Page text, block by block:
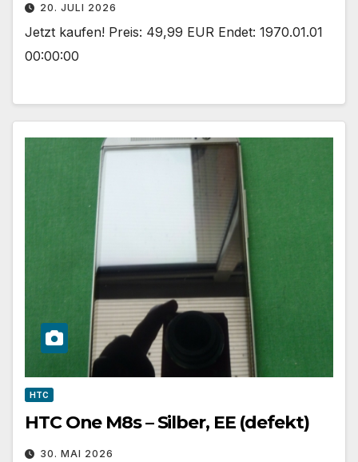
20. JULI 2026
Jetzt kaufen! Preis: 49,99 EUR Endet: 1970.01.01
00:00:00
HTC
HTC One M8s – Silber, EE (defekt)
30. MAI 2026